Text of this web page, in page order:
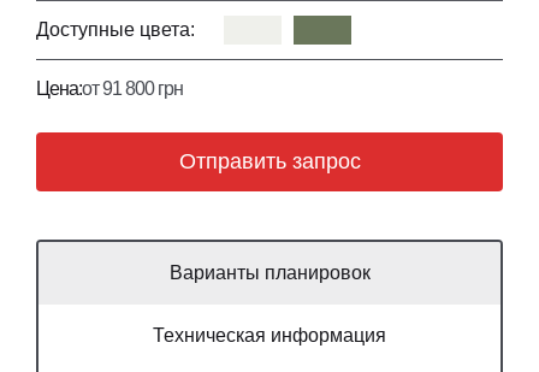
Доступные цвета:
Цена:от 91 800 грн
Отправить запрос
Варианты планировок
Техническая информация